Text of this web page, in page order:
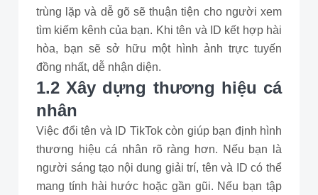
trùng lặp và dễ gõ sẽ thuận tiện cho người xem
tìm kiếm kênh của bạn. Khi tên và ID kết hợp hài
hòa, bạn sẽ sở hữu một hình ảnh trực tuyến
đồng nhất, dễ nhận diện.
1.2 Xây dựng thương hiệu cá
nhân
Việc đổi tên và ID TikTok còn giúp bạn định hình
thương hiệu cá nhân rõ ràng hơn. Nếu bạn là
người sáng tạo nội dung giải trí, tên và ID có thể
mang tính hài hước hoặc gần gũi. Nếu bạn tập